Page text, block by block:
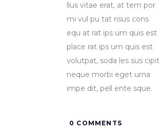
llus vitae erat, at tem por
mi vul pu tat risus cons
equ at rat ips um quis est
place rat ips um quis est
volutpat, soda les sus cipit
neque morbi eget urna
impe dit, pell ente sque.
0 COMMENTS